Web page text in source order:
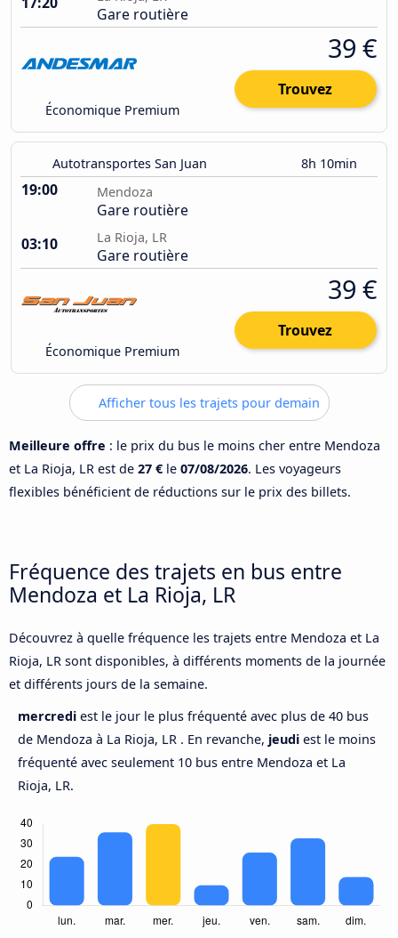
Gare routière
Économique Premium
39 €
Trouvez
Autotransportes San Juan 8h 10min
19:00 Mendoza
Gare routière
03:10
La Rioja, LR
Gare routière
Économique Premium
39 €
Trouvez
Afficher tous les trajets pour demain
Meilleure offre : le prix du bus le moins cher entre Mendoza
et La Rioja, LR est de 27 € le 07/08/2026. Les voyageurs
flexibles bénéficient de réductions sur le prix des billets.
Fréquence des trajets en bus entre
Mendoza et La Rioja, LR
Découvrez à quelle fréquence les trajets entre Mendoza et La
Rioja, LR sont disponibles, à différents moments de la journée
et différents jours de la semaine.
mercredi est le jour le plus fréquenté avec plus de 40 bus
de Mendoza à La Rioja, LR . En revanche, jeudi est le moins
fréquenté avec seulement 10 bus entre Mendoza et La
Rioja, LR.